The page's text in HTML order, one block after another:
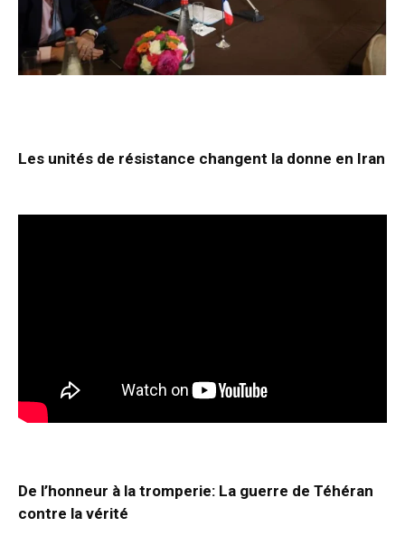
Les unités de résistance changent la donne en Iran
De l’honneur à la tromperie: La guerre de Téhéran
contre la vérité